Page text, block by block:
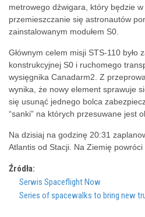
metrowego dźwigara, który będzie w
przemieszczanie się astronautów
zainstalowanym modułem S0.
Głównym celem misji STS-110 było
konstrukcyjnej S0 i ruchomego
wysięgnika Canadarm2. Z
wynika, że nowy element sprawuje
się usunąć jednego bolca
“sanki” na których przesuwane jest
Na dzisiaj na godzinę 20:31
Atlantis od Stacji. Na Ziemię powróci
Źródła:
Serwis Spaceflight Now
Series of spacewalks to bring new